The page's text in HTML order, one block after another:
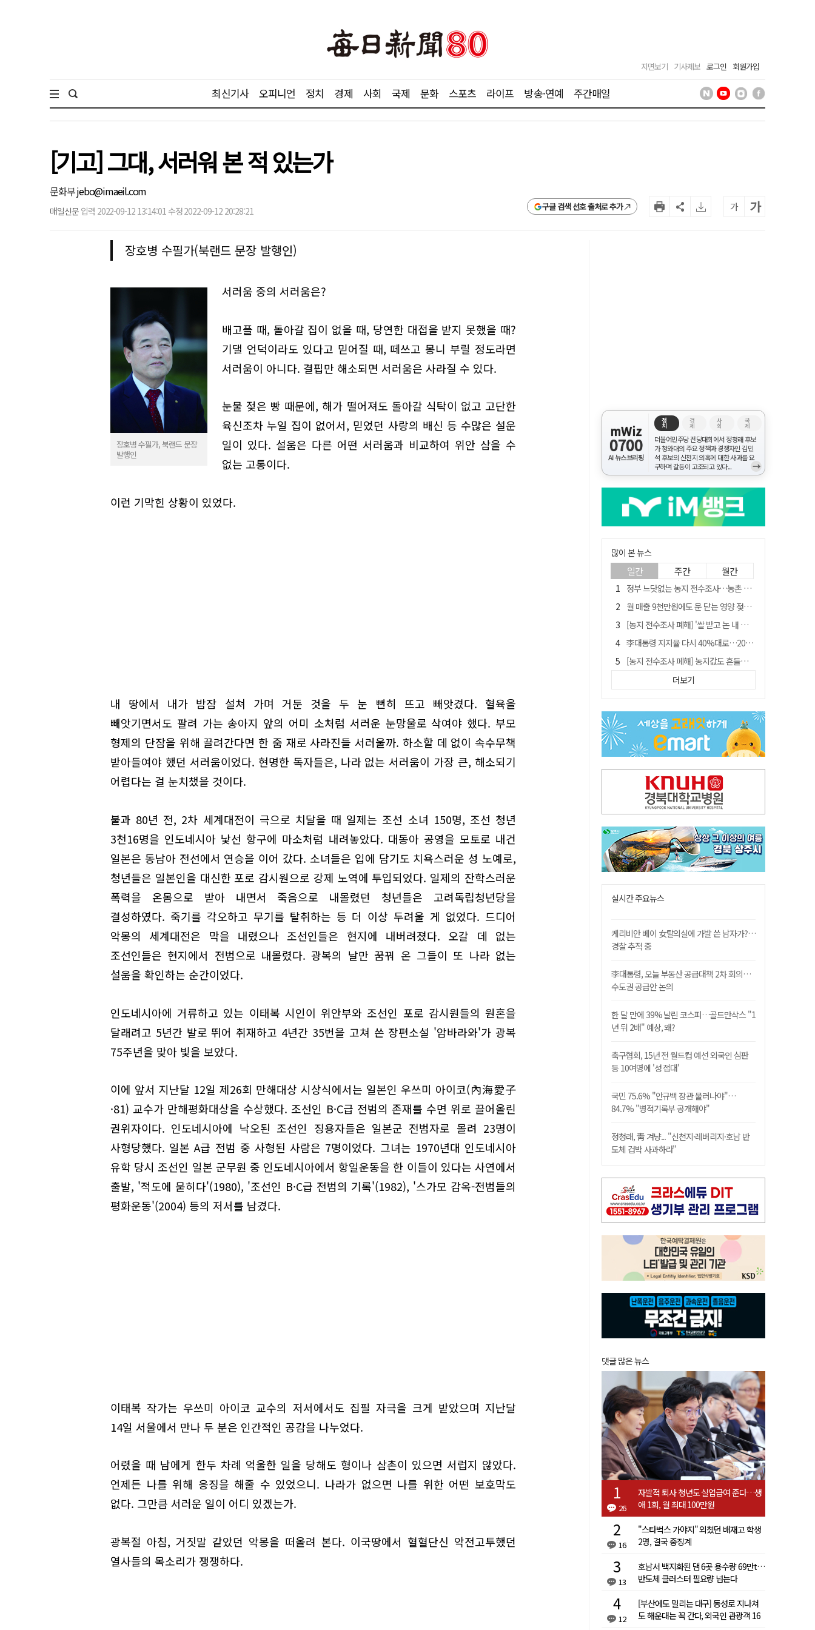
지면보기 기사제보 로그인 회원가입
최신기사 오피니언 정치 경제 사회 국제 문화 스포츠 라이프 방송·연예 주간매일
[기고] 그대, 서러워 본 적 있는가
문화부jebo@imaeil.com
매일신문 입력 2022-09-12 13:14:01 수정 2022-09-12 20:28:21 구글 검색 선호 출처로 추가 가 가
장호병 수필가(북랜드 문장 발행인)
장호병 수필가, 북랜드 문장
발행인
서러움 중의 서러움은?
배고플 때, 돌아갈 집이 없을 때, 당연한 대접을 받지 못했을 때?
기댈 언덕이라도 있다고 믿어질 때, 떼쓰고 몽니 부릴 정도라면
서러움이 아니다. 결핍만 해소되면 서러움은 사라질 수 있다.
눈물 젖은 빵 때문에, 해가 떨어져도 돌아갈 식탁이 없고 고단한
육신조차 누일 집이 없어서, 믿었던 사랑의 배신 등 수많은 설운
일이 있다. 설움은 다른 어떤 서러움과 비교하여 위안 삼을 수
없는 고통이다.
이런 기막힌 상황이 있었다.
내 땅에서 내가 밤잠 설쳐 가며 거둔 것을 두 눈 뻔히 뜨고 빼앗겼다. 혈육을
빼앗기면서도 팔려 가는 송아지 앞의 어미 소처럼 서러운 눈망울로 삭여야 했다. 부모
형제의 단잠을 위해 끌려간다면 한 줌 재로 사라진들 서러울까. 하소할 데 없이 속수무책
받아들여야 했던 서러움이었다. 현명한 독자들은, 나라 없는 서러움이 가장 큰, 해소되기
어렵다는 걸 눈치챘을 것이다.
불과 80년 전, 2차 세계대전이 극으로 치달을 때 일제는 조선 소녀 150명, 조선 청년
3천16명을 인도네시아 낯선 항구에 마소처럼 내려놓았다. 대동아 공영을 모토로 내건
일본은 동남아 전선에서 연승을 이어 갔다. 소녀들은 입에 담기도 치욕스러운 성 노예로,
청년들은 일본인을 대신한 포로 감시원으로 강제 노역에 투입되었다. 일제의 잔학스러운
폭력을 온몸으로 받아 내면서 죽음으로 내몰렸던 청년들은 고려독립청년당을
결성하였다. 죽기를 각오하고 무기를 탈취하는 등 더 이상 두려울 게 없었다. 드디어
악몽의 세계대전은 막을 내렸으나 조선인들은 현지에 내버려졌다. 오갈 데 없는
조선인들은 현지에서 전범으로 내몰렸다. 광복의 날만 꿈꿔 온 그들이 또 나라 없는
설움을 확인하는 순간이었다.
인도네시아에 거류하고 있는 이태복 시인이 위안부와 조선인 포로 감시원들의 원혼을
달래려고 5년간 발로 뛰어 취재하고 4년간 35번을 고쳐 쓴 장편소설 '암바라와'가 광복
75주년을 맞아 빛을 보았다.
이에 앞서 지난달 12일 제26회 만해대상 시상식에서는 일본인 우쓰미 아이코(內海愛子
·81) 교수가 만해평화대상을 수상했다. 조선인 B·C급 전범의 존재를 수면 위로 끌어올린
권위자이다. 인도네시아에 낙오된 조선인 징용자들은 일본군 전범자로 몰려 23명이
사형당했다. 일본 A급 전범 중 사형된 사람은 7명이었다. 그녀는 1970년대 인도네시아
유학 당시 조선인 일본 군무원 중 인도네시아에서 항일운동을 한 이들이 있다는 사연에서
출발, '적도에 묻히다'(1980), '조선인 B·C급 전범의 기록'(1982), '스가모 감옥-전범들의
평화운동'(2004) 등의 저서를 남겼다.
이태복 작가는 우쓰미 아이코 교수의 저서에서도 집필 자극을 크게 받았으며 지난달
14일 서울에서 만나 두 분은 인간적인 공감을 나누었다.
어렸을 때 남에게 한두 차례 억울한 일을 당해도 형이나 삼촌이 있으면 서럽지 않았다.
언제든 나를 위해 응징을 해줄 수 있었으니. 나라가 없으면 나를 위한 어떤 보호막도
없다. 그만큼 서러운 일이 어디 있겠는가.
광복절 아침, 거짓말 같았던 악몽을 떠올려 본다. 이국땅에서 혈혈단신 악전고투했던
열사들의 목소리가 쟁쟁하다.
mWiz
0700
AI 뉴스브리핑
정
치
경
제
사
회
국
제
더불어민주당 전당대회에서 정청래 후보
가 청와대의 주요 정책과 경쟁자인 김민
석 후보의 신천지 의혹에 대한 사과를 요
구하며 갈등이 고조되고 있다...
→
많이 본 뉴스
일간 주간 월간
정부 느닷없는 농지 전수조사…농촌 들쑤시는 '경자유전'의 칼날
월 매출 9천만원에도 문 닫는 영양 젖소농장… "일할 사람이 없어"
[농지 전수조사 폐해] '쌀 받고 논 내 준' 도지농 이제 어쩌나?
李대통령 지지율 다시 40%대로…20대는 18.8%p 급락
[농지 전수조사 폐해] 농지값도 흔들리나…"도지 막히면 헐값 매물 나올 수도"
유승민 "尹 졸업한 서울대 법대·충암고도 없애야"…李 육사 통합 직격
국민 51.9% "李 대통령 재판 재개 필요하다"
경북 영천시, 9월부터 11월까지 반값 여행 혜택 제공
아쉬운 태클
더보기
실시간 주요뉴스
케리비안 베이 女탈의실에 가발 쓴 남자가?…
경찰 추적 중
李대통령, 오늘 부동산 공급대책 2차 회의…
수도권 공급안 논의
한 달 만에 39% 날린 코스피…골드만삭스 "1
년 뒤 2배" 예상, 왜?
축구협회, 15년 전 월드컵 예선 외국인 심판
등 10여명에 '성 접대'
국민 75.6% "안규백 장관 물러나야"…
84.7% "병적기록부 공개해야"
정청래, 靑 겨냥... "신천지·레버리지·호남 반
도체 겁박 사과하라"
댓글 많은 뉴스
26
자발적 퇴사 청년도 실업급여 준다…생
애 1회, 월 최대 100만원
16
"스타벅스 가야지" 외쳤던 배재고 학생
2명, 결국 중징계
13
호남서 백지화된 댐 6곳 용수량 69만t…
반도체 클러스터 필요량 넘는다
12
[부산에도 밀리는 대구] 동성로 지나쳐
도 해운대는 꼭 간다, 외국인 관광객 16